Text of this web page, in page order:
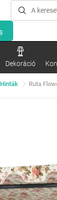
Dekoráció
Hinták Ruta